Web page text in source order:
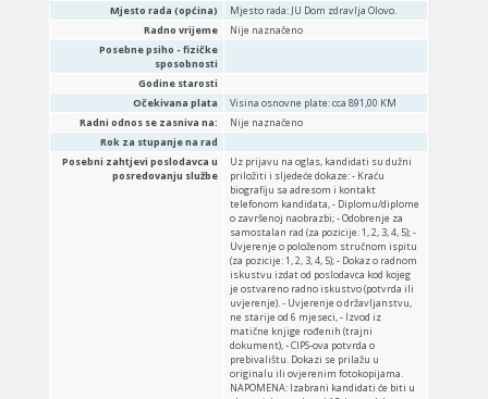
Mjesto rada (općina)
Mjesto rada: JU Dom zdravlja Olovo.
Radno vrijeme
Nije naznačeno
Posebne psiho - fizičke
sposobnosti
Godine starosti
Očekivana plata
Visina osnovne plate: cca 891,00 KM
Radni odnos se zasniva na:
Nije naznačeno
Rok za stupanje na rad
Posebni zahtjevi poslodavca u
posredovanju službe
Uz prijavu na oglas, kandidati su dužni
priložiti i sljedeće dokaze: - Kraću
biografiju sa adresom i kontakt
telefonom kandidata, - Diplomu/diplome
o završenoj naobrazbi; - Odobrenje za
samostalan rad (za pozicije: 1, 2, 3, 4, 5); -
Uvjerenje o položenom stručnom ispitu
(za pozicije: 1, 2, 3, 4, 5); - Dokaz o radnom
iskustvu izdat od poslodavca kod kojeg
je ostvareno radno iskustvo (potvrda ili
uvjerenje). - Uvjerenje o državljanstvu,
ne starije od 6 mjeseci, - Izvod iz
matične knjige rođenih (trajni
dokument), - CIPS-ova potvrda o
prebivalištu. Dokazi se prilažu u
originalu ili ovjerenim fotokopijama.
NAPOMENA: Izabrani kandidati će biti u